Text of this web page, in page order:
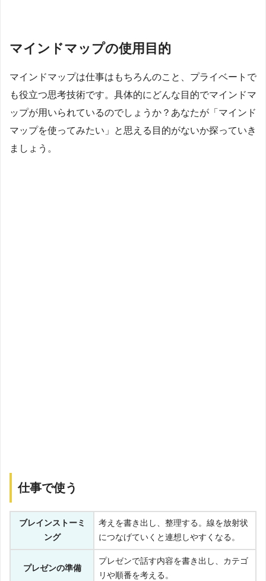
マインドマップの使用目的
マインドマップは仕事はもちろんのこと、プライベートで
も役立つ思考技術です。具体的にどんな目的でマインドマ
ップが用いられているのでしょうか？あなたが「マインド
マップを使ってみたい」と思える目的がないか探っていき
ましょう。
仕事で使う
ブレインストーミ
ング
考えを書き出し、整理する。線を放射状
につなげていくと連想しやすくなる。
プレゼンの準備
プレゼンで話す内容を書き出し、カテゴ
リや順番を考える。